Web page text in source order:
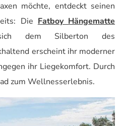
möchte, entdeckt seinen
: Die Fatboy Hängematte
dem Silberton des
erscheint ihr moderner
ihr Liegekomfort. Durch
zum Wellnesserlebnis.